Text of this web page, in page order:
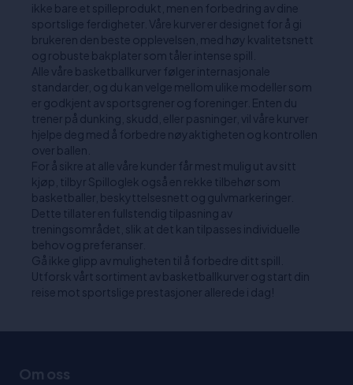
ikke bare et spilleprodukt, men en forbedring av dine
sportslige ferdigheter. Våre kurver er designet for å gi
brukeren den beste opplevelsen, med høy kvalitetsnett
og robuste bakplater som tåler intense spill.
Alle våre basketballkurver følger internasjonale
standarder, og du kan velge mellom ulike modeller som
er godkjent av sportsgrener og foreninger. Enten du
trener på dunking, skudd, eller pasninger, vil våre kurver
hjelpe deg med å forbedre nøyaktigheten og kontrollen
over ballen.
For å sikre at alle våre kunder får mest mulig ut av sitt
kjøp, tilbyr Spilloglek også en rekke tilbehør som
basketballer, beskyttelsesnett og gulvmarkeringer.
Dette tillater en fullstendig tilpasning av
treningsområdet, slik at det kan tilpasses individuelle
behov og preferanser.
Gå ikke glipp av muligheten til å forbedre ditt spill.
Utforsk vårt sortiment av basketballkurver og start din
reise mot sportslige prestasjoner allerede i dag!
Om oss